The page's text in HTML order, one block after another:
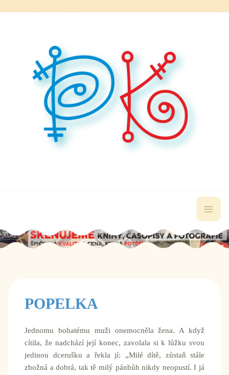
POPELKA
Jednomu bohatému muži onemocněla žena. A když
cítila, že nadchází její konec, zavolala si k lůžku svou
jedinou dcerušku a řekla jí: „Milé dítě, zůstaň stále
zbožná a dobrá, tak tě milý pánbůh nikdy neopustí. I já